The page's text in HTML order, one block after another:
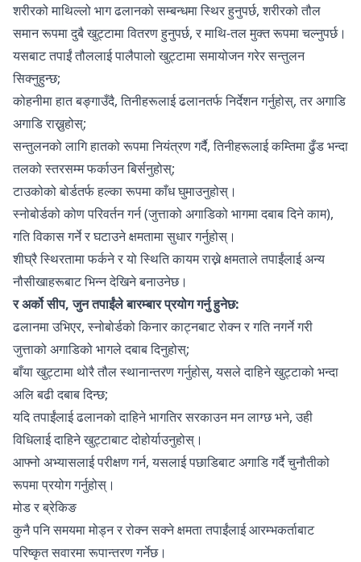
शरीरको माथिल्लो भाग ढलानको सम्बन्धमा स्थिर हुनुपर्छ, शरीरको तौल
समान रूपमा दुबै खुट्टामा वितरण हुनुपर्छ, र माथि-तल मुक्त रूपमा चल्नुपर्छ।
यसबाट तपाईं तौललाई पालैपालो खुट्टामा समायोजन गरेर सन्तुलन
सिक्नुहुन्छ;
कोहनीमा हात बङ्गाउँदै, तिनीहरूलाई ढलानतर्फ निर्देशन गर्नुहोस्, तर अगाडि
अगाडि राख्नुहोस्;
सन्तुलनको लागि हातको रूपमा नियंत्रण गर्दै, तिनीहरूलाई कम्तिमा ढुँड भन्दा
तलको स्तरसम्म फर्काउन बिर्सनुहोस्;
टाउकोको बोर्डतर्फ हल्का रूपमा काँध घुमाउनुहोस्।
स्नोबोर्डको कोण परिवर्तन गर्न (जुत्ताको अगाडिको भागमा दबाब दिने काम),
गति विकास गर्ने र घटाउने क्षमतामा सुधार गर्नुहोस्।
शीघ्रै स्थिरतामा फर्कने र यो स्थिति कायम राख्ने क्षमताले तपाईंलाई अन्य
नौसीखाहरूबाट भिन्न देखिने बनाउनेछ।
र अर्को सीप, जुन तपाईंले बारम्बार प्रयोग गर्नु हुनेछ:
ढलानमा उभिएर, स्नोबोर्डको किनार काट्नबाट रोक्न र गति नगर्ने गरी
जुत्ताको अगाडिको भागले दबाब दिनुहोस्;
बाँया खुट्टामा थोरै तौल स्थानान्तरण गर्नुहोस्, यसले दाहिने खुट्टाको भन्दा
अलि बढी दबाब दिन्छ;
यदि तपाईंलाई ढलानको दाहिने भागतिर सरकाउन मन लाग्छ भने, उही
विधिलाई दाहिने खुट्टाबाट दोहोर्याउनुहोस्।
आफ्नो अभ्यासलाई परीक्षण गर्न, यसलाई पछाडिबाट अगाडि गर्दै चुनौतीको
रूपमा प्रयोग गर्नुहोस्।
मोड र ब्रेकिङ
कुनै पनि समयमा मोड्न र रोक्न सक्ने क्षमता तपाईंलाई आरम्भकर्ताबाट
परिष्कृत सवारमा रूपान्तरण गर्नेछ।